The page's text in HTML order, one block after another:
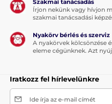
Szakmai tanácsadás
Írjon nekünk vagy hívjon
szakmai tanácsadási
Nyakörv bérlés és szerviz
A nyakörvek kölcsönzése
eleme cégünknek. Azt
Iratkozz fel hírlevelünkre
Ide írja az e-mail címét